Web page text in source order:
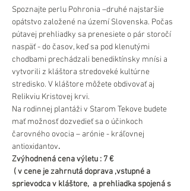
Spoznajte perlu Pohronia –druhé najstaršie
opátstvo založené na území Slovenska. Počas
pútavej prehliadky sa prenesiete o pár storočí
naspäť - do časov, keď sa pod klenutými
chodbami prechádzali benediktínsky mnísi a
vytvorili z kláštora stredoveké kultúrne
stredisko. V kláštore môžete obdivovať aj
Relikviu Kristovej krvi.
Na rodinnej plantáži v Starom Tekove budete
mať možnosť dozvedieť sa o účinkoch
čarovného ovocia – arónie - kráľovnej
antioxidantov.
Zvýhodnená cena výletu : 7 €
( v cene je zahrnutá doprava ,vstupné a
sprievodca v kláštore,  a prehliadka spojená s